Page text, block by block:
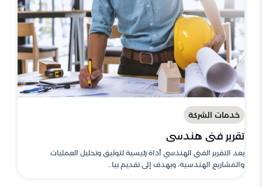
خدمات الشركة
تقرير فني هندسي
يعد التقرير الفني الهندسي أداة رئيسية لتوثيق وتحليل العمليات
والمشاريع الهندسية، ويهدف إلى تقديم بيا..